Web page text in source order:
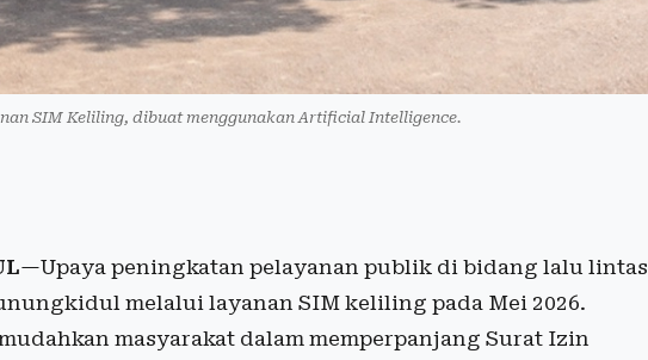
SIM Keliling, dibuat menggunakan Artificial Intelligence.
—Upaya peningkatan pelayanan publik di bidang lalu lintas
melalui layanan SIM keliling pada Mei 2026.
masyarakat dalam memperpanjang Surat Izin